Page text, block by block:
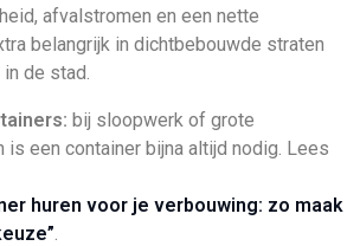
afvalstromen en een nette
belangrijk in dichtbebouwde straten
de stad.
bij sloopwerk of grote
is een container bijna altijd nodig. Lees
huren voor je verbouwing: zo maak
.